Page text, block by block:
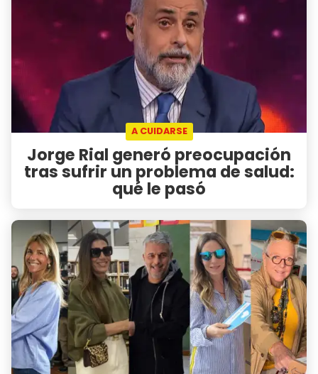
A CUIDARSE
Jorge Rial generó preocupación
tras sufrir un problema de salud:
qué le pasó